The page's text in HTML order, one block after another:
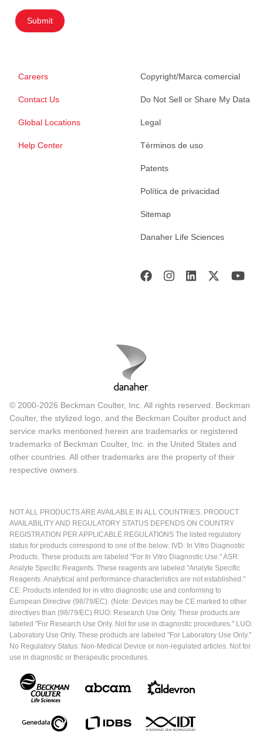
Submit
Careers
Contact Us
Global Locations
Help Center
Copyright/Marca comercial
Do Not Sell or Share My Data
Legal
Términos de uso
Patents
Política de privacidad
Sitemap
Danaher Life Sciences
© 2000-2026 Beckman Coulter, Inc. All rights reserved. Beckman
Coulter, the stylized logo, and the Beckman Coulter product and
service marks mentioned herein are trademarks or registered
trademarks of Beckman Coulter, Inc. in the United States and
other countries. All other trademarks are the property of their
respective owners.
NOT ALL PRODUCTS ARE AVAILABLE IN ALL COUNTRIES. PRODUCT
AVAILABILITY AND REGULATORY STATUS DEPENDS ON COUNTRY
REGISTRATION PER APPLICABLE REGULATIONS The listed regulatory
status for products correspond to one of the below: IVD: In Vitro Diagnostic
Products. These products are labeled "For In Vitro Diagnostic Use." ASR:
Analyte Specific Reagents. These reagents are labeled "Analyte Specific
Reagents. Analytical and performance characteristics are not established."
CE: Products intended for in vitro diagnostic use and conforming to
European Directive (98/79/EC). (Note: Devices may be CE marked to other
directives than (98/79/EC) RUO: Research Use Only. These products are
labeled "For Research Use Only. Not for use in diagnostic procedures." LUO:
Laboratory Use Only. These products are labeled "For Laboratory Use Only."
No Regulatory Status: Non-Medical Device or non-regulated articles. Not for
use in diagnostic or therapeutic procedures.